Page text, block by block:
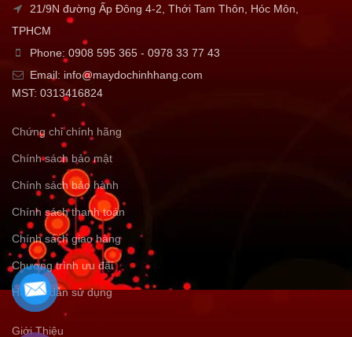
21/9N đường Ấp Đông 4-2, Thới Tam Thôn, Hóc Môn,
TPHCM
Phone: 0908 595 365 - 0978 33 77 43
Email: info@maydochinhhang.com
MST: 0313416824
Chứng chỉ chính hãng
Chính sách bảo mật
Chính sách bảo hành
Chính sách thanh toán
Chính sách giao hàng
Chương trình ưu đãi
Hướng dẫn sử dụng
Giới Thiệu